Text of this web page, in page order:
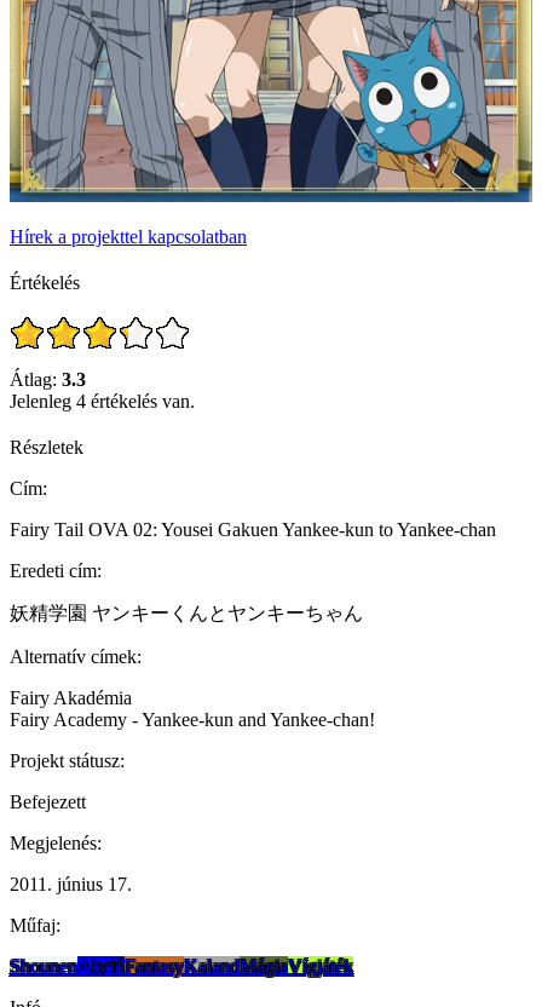
Hírek a projekttel kapcsolatban
Értékelés
Átlag: 3.3
Jelenleg 4 értékelés van.
Részletek
Cím:
Fairy Tail OVA 02: Yousei Gakuen Yankee-kun to Yankee-chan
Eredeti cím:
妖精学園 ヤンキーくんとヤンキーちゃん
Alternatív címek:
Fairy Akadémia
Fairy Academy - Yankee-kun and Yankee-chan!
Projekt státusz:
Befejezett
Megjelenés:
2011. június 17.
Műfaj:
ShounenAkcióFantasyKalandMágiaVígjáték